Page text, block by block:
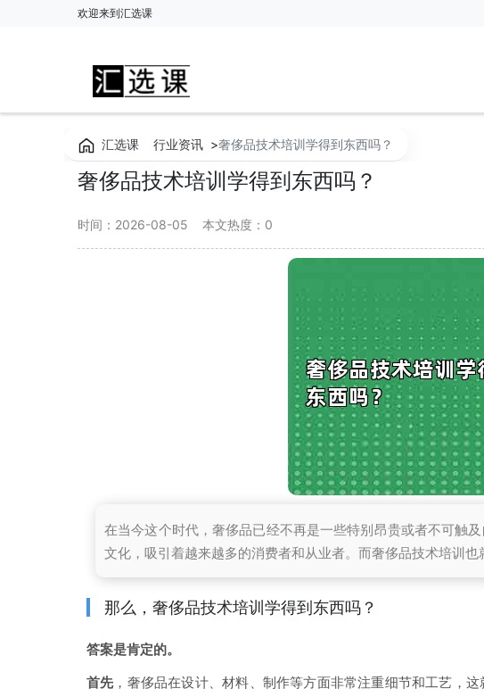
欢迎来到汇选课
汇选课 行业资讯 >奢侈品技术培训学得到东西吗？
奢侈品技术培训学得到东西吗？
时间：2026-08-05 本文热度： 0
在当今这个时代，奢侈品已经不再是一些特别昂贵或者不可触
文化，吸引着越来越多的消费者和从业者。而奢侈品技术培训也
那么，奢侈品技术培训学得到东西吗？
答案是肯定的。
首先，奢侈品在设计、材料、制作等方面非常注重细节和工艺，